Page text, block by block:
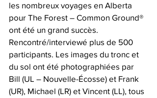
les nombreux voyages en Alberta
pour The Forest – Common Ground®
ont été un grand succès.
Rencontré/interviewé plus de 500
participants. Les images du tronc et
du sol ont été photographiées par
Bill (UL – Nouvelle-Écosse) et Frank
(UR), Michael (LR) et Vincent (LL), tous